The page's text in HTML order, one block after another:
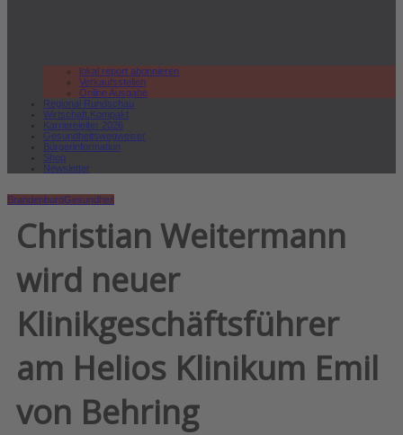
lokal.report abonnieren
Verkaufsstellen
Online Ausgabe
Regional Rundschau
Wirtschaft.Kompakt
Karriereleiter 2026
Gesundheitswegweiser
Bürgerinformation
Shop
Newsletter
BrandenburgGesundheit
Christian Weitermann
wird neuer
Klinikgeschäftsführer
am Helios Klinikum Emil
von Behring